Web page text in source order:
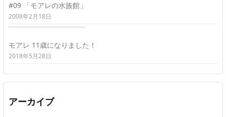
#09 「モアレの水族館」
2008年2月18日
モアレ 11歳になりました！
2018年5月28日
アーカイブ